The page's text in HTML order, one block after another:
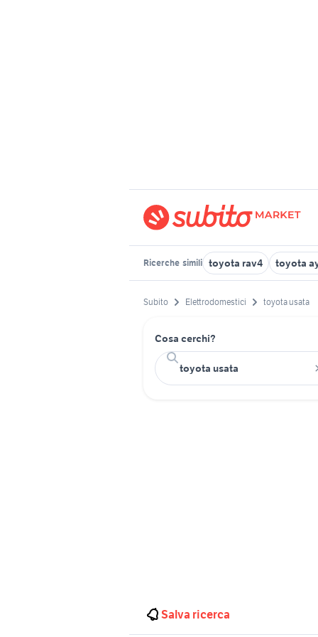
Ricerche simili toyota rav4 toyota
Subito Elettrodomestici toyota usata
Cosa cerchi?
Salva ricerca